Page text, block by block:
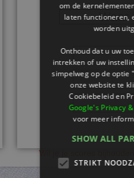
Waar
Wil je je scores
om de
laten functioneren,
worden
Onthoud dat u uw
intrekken of uw
simpelweg op de optie
onze website te
Cookiebeleid en
Google's Privacy
voor meer
SHOW ALL
STRIKT